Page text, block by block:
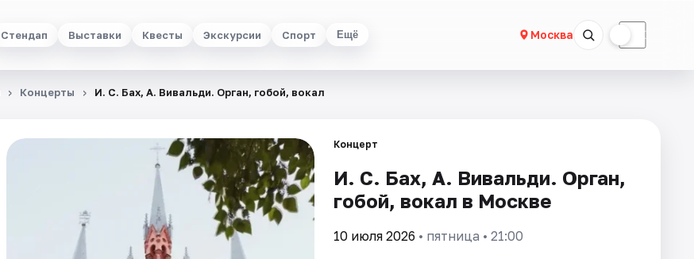
Стендап Выставки Квесты Экскурсии Спорт Ещё Москва ☾
Концерты И. С. Бах, А. Вивальди. Орган, гобой, вокал
Концерт
И. С. Бах, А. Вивальди. Орган,
гобой, вокал в Москве
10 июля 2026 • пятница • 21:00